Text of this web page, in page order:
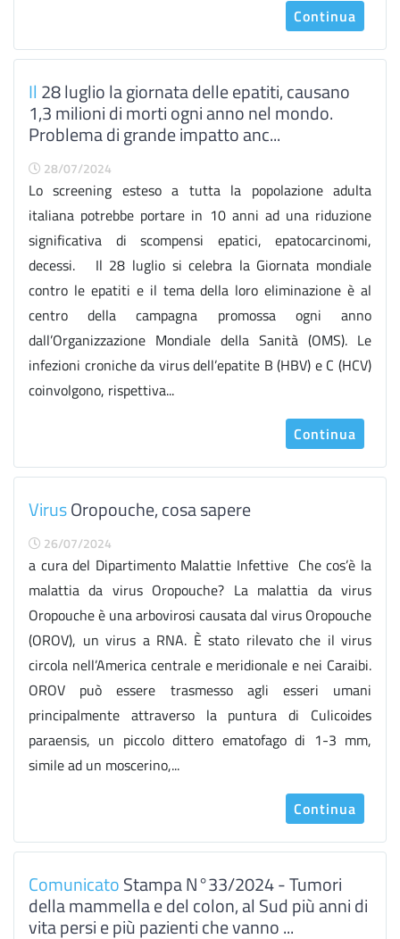
Continua
Il 28 luglio la giornata delle epatiti, causano
1,3 milioni di morti ogni anno nel mondo.
Problema di grande impatto anc...
28/07/2024
Lo screening esteso a tutta la popolazione adulta
italiana potrebbe portare in 10 anni ad una riduzione
significativa di scompensi epatici, epatocarcinomi,
decessi. Il 28 luglio si celebra la Giornata mondiale
contro le epatiti e il tema della loro eliminazione è al
centro della campagna promossa ogni anno
dall’Organizzazione Mondiale della Sanità (OMS). Le
infezioni croniche da virus dell’epatite B (HBV) e C (HCV)
coinvolgono, rispettiva...
Continua
VirusOropouche, cosa sapere
26/07/2024
a cura del Dipartimento Malattie Infettive Che cos’è la
malattia da virus Oropouche? La malattia da virus
Oropouche è una arbovirosi causata dal virus Oropouche
(OROV), un virus a RNA. È stato rilevato che il virus
circola nell’America centrale e meridionale e nei Caraibi.
OROV può essere trasmesso agli esseri umani
principalmente attraverso la puntura di Culicoides
paraensis, un piccolo dittero ematofago di 1-3 mm,
simile ad un moscerino,...
Continua
ComunicatoStampa N°33/2024 - Tumori
della mammella e del colon, al Sud più anni di
vita persi e più pazienti che vanno ...